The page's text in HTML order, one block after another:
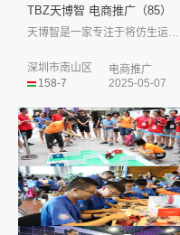
TBZ天博智 电商推广（85）
158-7
深圳市南山区
电商推广
2025-05-07